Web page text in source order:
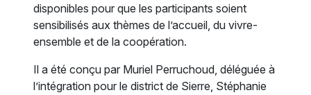
disponibles pour que les participants soient
sensibilisés aux thèmes de l’accueil, du vivre-
ensemble et de la coopération.
Il a été conçu par Muriel Perruchoud, déléguée à
l’intégration pour le district de Sierre, Stéphanie